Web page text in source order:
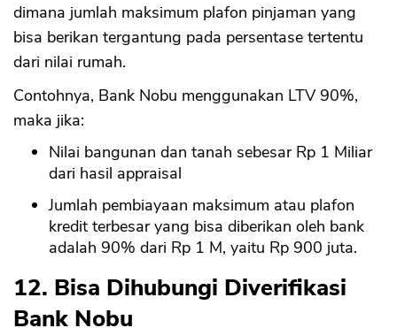
dimana jumlah maksimum plafon pinjaman yang
bisa berikan tergantung pada persentase tertentu
dari nilai rumah.
Contohnya, Bank Nobu menggunakan LTV 90%,
maka jika:
Nilai bangunan dan tanah sebesar Rp 1 Miliar
dari hasil appraisal
Jumlah pembiayaan maksimum atau plafon
kredit terbesar yang bisa diberikan oleh bank
adalah 90% dari Rp 1 M, yaitu Rp 900 juta.
12. Bisa Dihubungi Diverifikasi
Bank Nobu